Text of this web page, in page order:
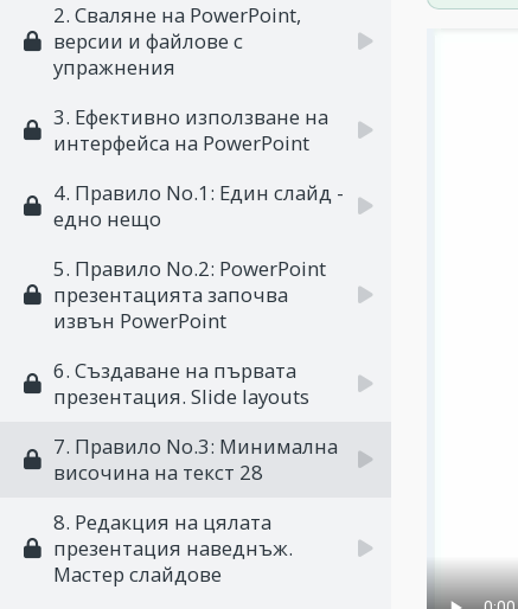
2. Сваляне на PowerPoint,
версии и файлове с
упражнения
3. Ефективно използване на
интерфейса на PowerPoint
4. Правило No.1: Един слайд -
едно нещо
5. Правило Nо.2: PowerPoint
презентацията започва
извън PowerPoint
6. Създаване на първата
презентация. Slide layouts
7. Правило Nо.3: Минимална
височина на текст 28
8. Редакция на цялата
презентация наведнъж.
Мастер слайдове